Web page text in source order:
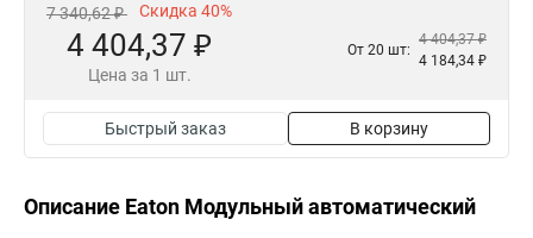
7 340,62 ₽ Скидка 40%
4 404,37 ₽
Цена за 1 шт.
От 20 шт:
4 404,37 ₽
4 184,34 ₽
Быстрый заказ В корзину
Описание Eaton Модульный автоматический